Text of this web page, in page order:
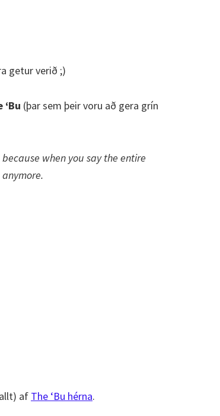
getur verið ;)
‘Bu (þar sem þeir voru að gera grín
when you say the entire
af The ‘Bu hérna.